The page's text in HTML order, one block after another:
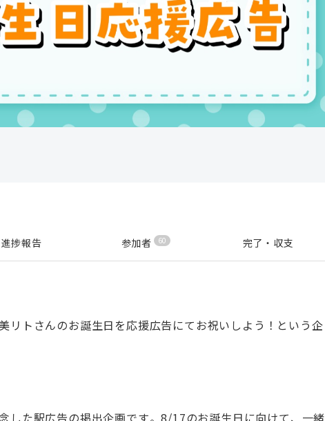
進捗報告 参加者 60 完了・収支
リトさんのお誕生日を応援広告にてお祝いしよう！という企
した駅広告の掲出企画です。8/17のお誕生日に向けて、一緒